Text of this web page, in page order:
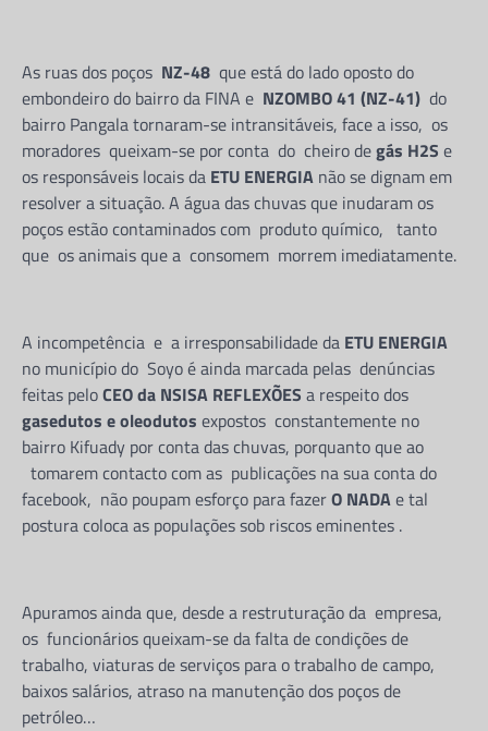
As ruas dos poços NZ-48 que está do lado oposto do
embondeiro do bairro da FINA e NZOMBO 41 (NZ-41) do
bairro Pangala tornaram-se intransitáveis, face a isso, os
moradores queixam-se por conta do cheiro degás H2S e
os responsáveis locais da ETU ENERGIA não se dignam em
resolver a situação. A água das chuvas que inudaram os
poços estão contaminados com produto químico, tanto
que os animais que a consomem morrem imediatamente.
A incompetência e a irresponsabilidade da ETU ENERGIA
no município do Soyo é ainda marcada pelas denúncias
feitas peloCEO da NSISA REFLEXÕES a respeito dos
gasedutos e oleodutos expostos constantemente no
bairro Kifuady por conta das chuvas, porquanto que ao
tomarem contacto com as publicações na sua conta do
facebook, não poupam esforço para fazerO NADAe tal
postura coloca as populações sob riscos eminentes .
Apuramos ainda que, desde a restruturação da empresa,
os funcionários queixam-se da falta de condições de
trabalho, viaturas de serviços para o trabalho de campo,
baixos salários, atraso na manutenção dos poços de
petróleo…
CORRUPÇÃO
Chefe do DIIP no Zaíre e seu
Jeronimo Nsisa 24 de Junho, 2026
Partilhe e siga-nos ...